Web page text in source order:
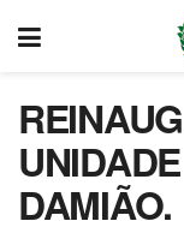
DAMIÃO.